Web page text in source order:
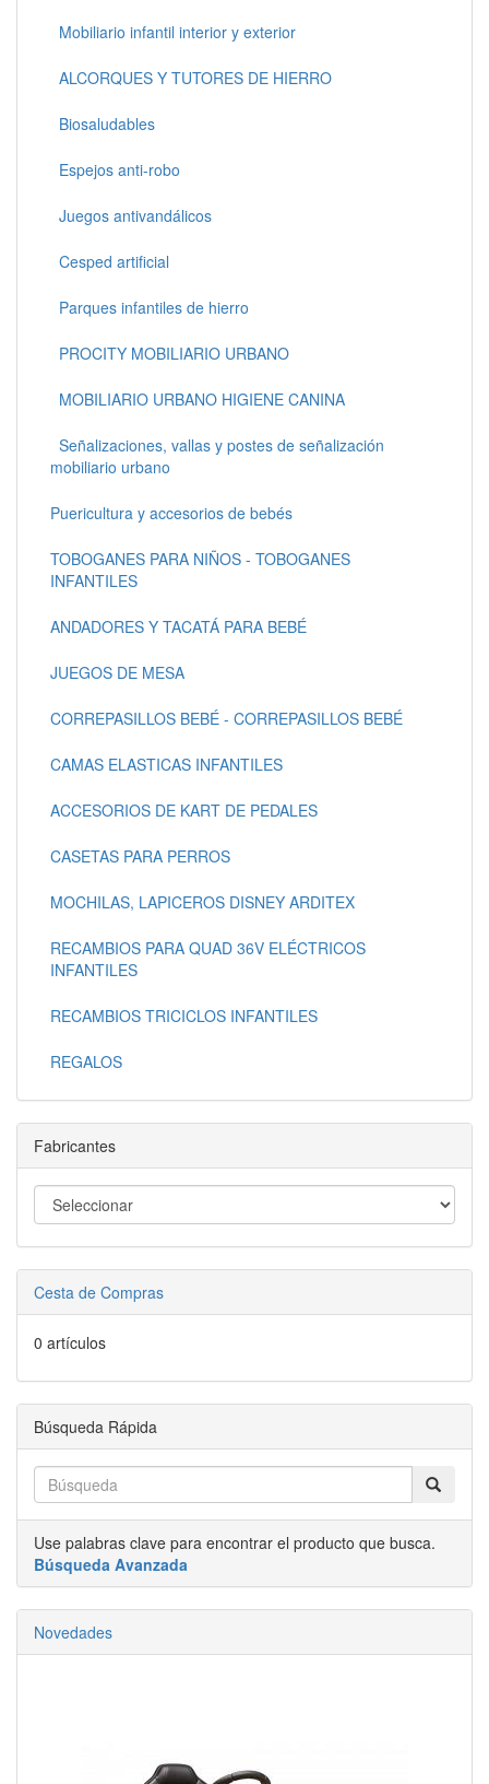
Mobiliario infantil interior y exterior
ALCORQUES Y TUTORES DE HIERRO
Biosaludables
Espejos anti-robo
Juegos antivandálicos
Cesped artificial
Parques infantiles de hierro
PROCITY MOBILIARIO URBANO
MOBILIARIO URBANO HIGIENE CANINA
Señalizaciones, vallas y postes de señalización
mobiliario urbano
Puericultura y accesorios de bebés
TOBOGANES PARA NIÑOS - TOBOGANES
INFANTILES
ANDADORES Y TACATÁ PARA BEBÉ
JUEGOS DE MESA
CORREPASILLOS BEBÉ - CORREPASILLOS BEBÉ
CAMAS ELASTICAS INFANTILES
ACCESORIOS DE KART DE PEDALES
CASETAS PARA PERROS
MOCHILAS, LAPICEROS DISNEY ARDITEX
RECAMBIOS PARA QUAD 36V ELÉCTRICOS
INFANTILES
RECAMBIOS TRICICLOS INFANTILES
REGALOS
Fabricantes
Cesta de Compras
0 artículos
Búsqueda Rápida
Use palabras clave para encontrar el producto que busca.
Búsqueda Avanzada
Novedades